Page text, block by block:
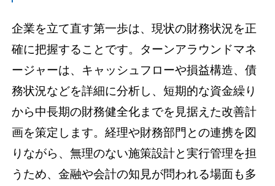
企業を立て直す第一歩は、現状の財務状況を正
確に把握することです。ターンアラウンドマネ
ージャーは、キャッシュフローや損益構造、債
務状況などを詳細に分析し、短期的な資金繰り
から中長期の財務健全化までを見据えた改善計
画を策定します。経理や財務部門との連携を図
りながら、無理のない施策設計と実行管理を担
うため、金融や会計の知見が問われる場面も多